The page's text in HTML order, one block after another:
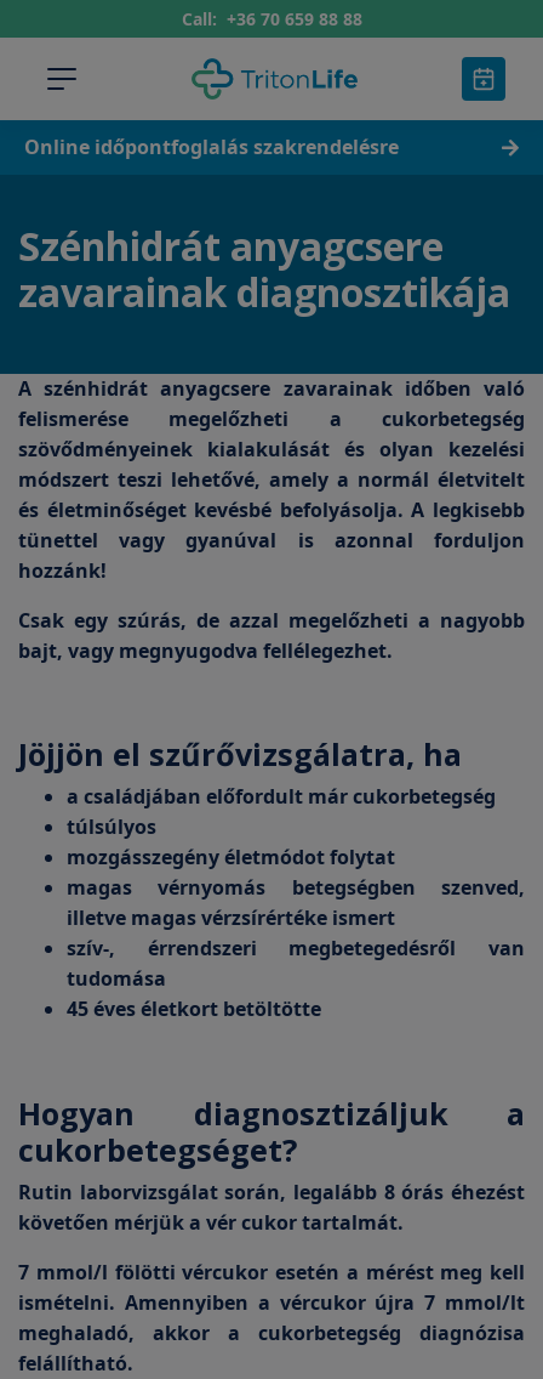
Call: +36 70 659 88 88
Online időpontfoglalás szakrendelésre
Szénhidrát anyagcsere
zavarainak diagnosztikája
A szénhidrát anyagcsere zavarainak időben való
felismerése megelőzheti a cukorbetegség
szövődményeinek kialakulását és olyan kezelési
módszert teszi lehetővé, amely a normál életvitelt
és életminőséget kevésbé befolyásolja. A legkisebb
tünettel vagy gyanúval is azonnal forduljon
hozzánk!
Csak egy szúrás, de azzal megelőzheti a nagyobb
bajt, vagy megnyugodva fellélegezhet.
Jöjjön el szűrővizsgálatra, ha
a családjában előfordult már cukorbetegség
túlsúlyos
mozgásszegény életmódot folytat
magas vérnyomás betegségben szenved,
illetve magas vérzsírértéke ismert
szív-, érrendszeri megbetegedésről van
tudomása
45 éves életkort betöltötte
Hogyan diagnosztizáljuk a
cukorbetegséget?
Rutin laborvizsgálat során, legalább 8 órás éhezést
követően mérjük a vér cukor tartalmát.
7 mmol/l fölötti vércukor esetén a mérést meg kell
ismételni. Amennyiben a vércukor újra 7 mmol/lt
meghaladó, akkor a cukorbetegség diagnózisa
felállítható.